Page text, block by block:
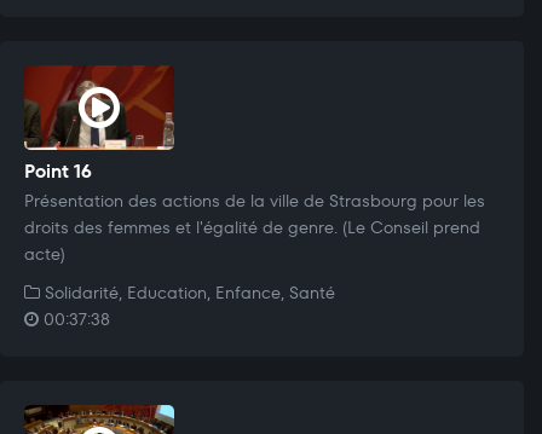
Point 16
Présentation des actions de la ville de Strasbourg pour les
droits des femmes et l'égalité de genre. (Le Conseil prend
acte)
Solidarité, Education, Enfance, Santé
00:37:38